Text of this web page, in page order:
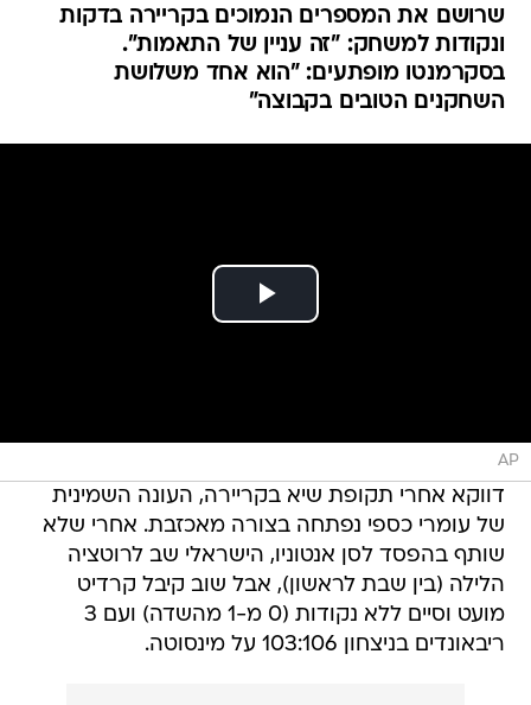
שרושם את המספרים הנמוכים בקריירה בדקות
ונקודות למשחק: "זה עניין של התאמות".
בסקרמנטו מופתעים: "הוא אחד משלושת
השחקנים הטובים בקבוצה"
AP
דווקא אחרי תקופת שיא בקריירה, העונה השמינית
של עומרי כספי נפתחה בצורה מאכזבת. אחרי שלא
שותף בהפסד לסן אנטוניו, הישראלי שב לרוטציה
הלילה (בין שבת לראשון), אבל שוב קיבל קרדיט
מועט וסיים ללא נקודות (0 מ-1 מהשדה) ועם 3
ריבאונדים בניצחון 103:106 על מינסוטה.